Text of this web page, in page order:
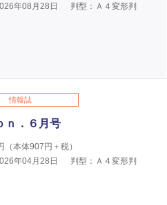
年08月28日
判型：Ａ４変形判
情報誌
ｎ．６月号
（本体907円＋税）
年04月28日
判型：Ａ４変形判